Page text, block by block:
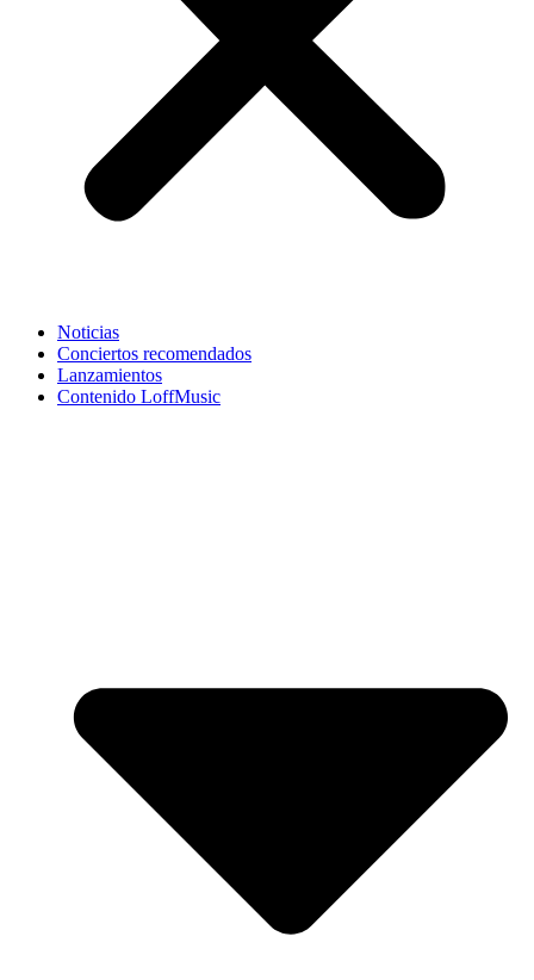
Noticias
Conciertos recomendados
Lanzamientos
Contenido LoffMusic